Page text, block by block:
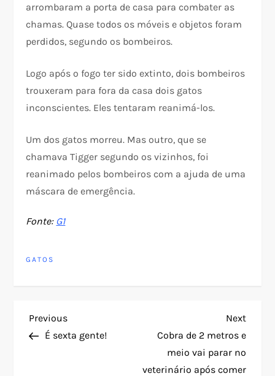
arrombaram a porta de casa para combater as
chamas. Quase todos os móveis e objetos foram
perdidos, segundo os bombeiros.
Logo após o fogo ter sido extinto, dois bombeiros
trouxeram para fora da casa dois gatos
inconscientes. Eles tentaram reanimá-los.
Um dos gatos morreu. Mas outro, que se
chamava Tigger segundo os vizinhos, foi
reanimado pelos bombeiros com a ajuda de uma
máscara de emergência.
Fonte: G1
GATOS
N
Previous
Post
Previous
É sexta gente!
Next
Post
Next
Cobra de 2 metros e
meio vai parar no
veterinário após comer